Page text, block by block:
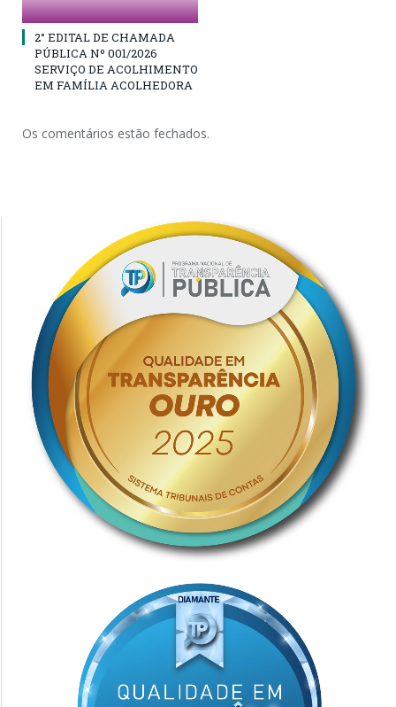
2° EDITAL DE CHAMADA
PÚBLICA Nº 001/2026
SERVIÇO DE ACOLHIMENTO
EM FAMÍLIA ACOLHEDORA
Os comentários estão fechados.